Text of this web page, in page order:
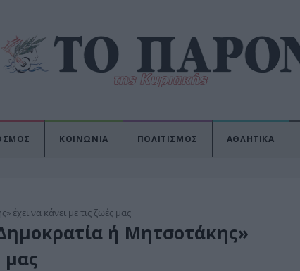
ΚΟΙΝΩΝΙΑ ΠΟΛΙΤΙΣΜΟΣ ΑΘΛΗΤΙΚΑ
ή Μητσοτάκης»
μας